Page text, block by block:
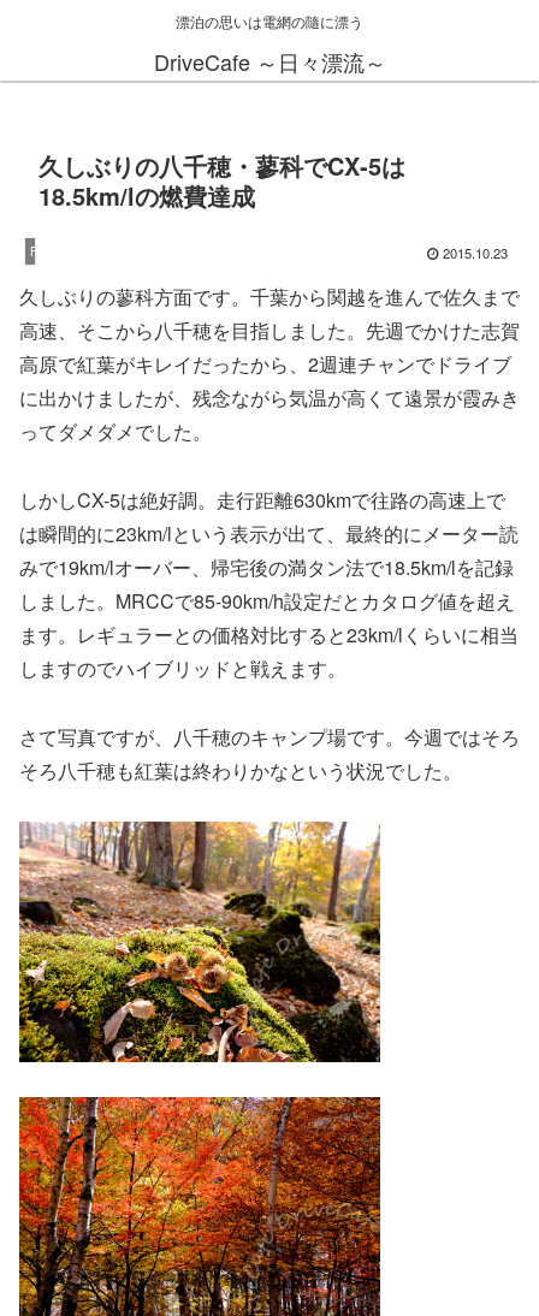
漂泊の思いは電網の隨に漂う
DriveCafe ～日々漂流～
久しぶりの八千穂・蓼科でCX-5は
18.5km/lの燃費達成
Fujifilm X-T1 2015.10.23
久しぶりの蓼科方面です。千葉から関越を進んで佐久まで
高速、そこから八千穂を目指しました。先週でかけた志賀
高原で紅葉がキレイだったから、2週連チャンでドライブ
に出かけましたが、残念ながら気温が高くて遠景が霞みき
ってダメダメでした。
しかしCX-5は絶好調。走行距離630kmで往路の高速上で
は瞬間的に23km/lという表示が出て、最終的にメーター読
みで19km/lオーバー、帰宅後の満タン法で18.5km/lを記録
しました。MRCCで85-90km/h設定だとカタログ値を超え
ます。レギュラーとの価格対比すると23km/lくらいに相当
しますのでハイブリッドと戦えます。
さて写真ですが、八千穂のキャンプ場です。今週ではそろ
そろ八千穂も紅葉は終わりかなという状況でした。